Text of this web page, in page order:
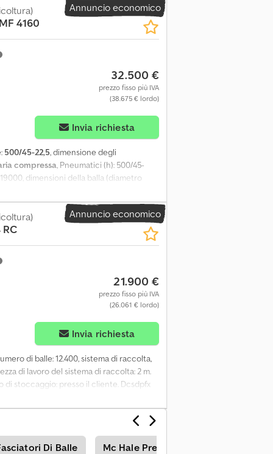
Annuncio economico
4160
32.500 €
prezzo fisso più IVA
(38.675 € lordo)
Invia richiesta
500/45-22,5, dimensione degli
compressa, Pneumatici (h): 500/45-
dimensioni della balla (diametro
macchina ad asse singolo, attacco
dispositivo di pressione sui rulli, freno a
Annuncio economico
21.900 €
prezzo fisso più IVA
(26.061 € lordo)
Invia richiesta
di balle: 12.400, sistema di raccolta,
di lavoro del sistema di raccolta: 2 m.
di stoccaggio: presso il cliente. Dcsdpfx
Di Balle Mc Hale Presse Agricole / Presse Per